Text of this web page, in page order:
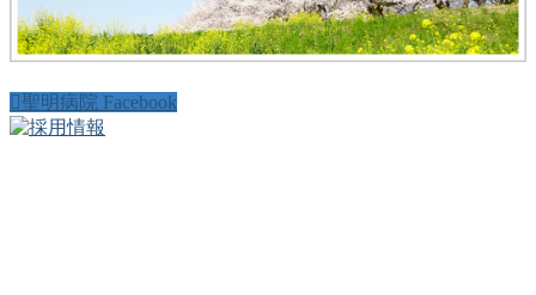
聖明病院 Facebook